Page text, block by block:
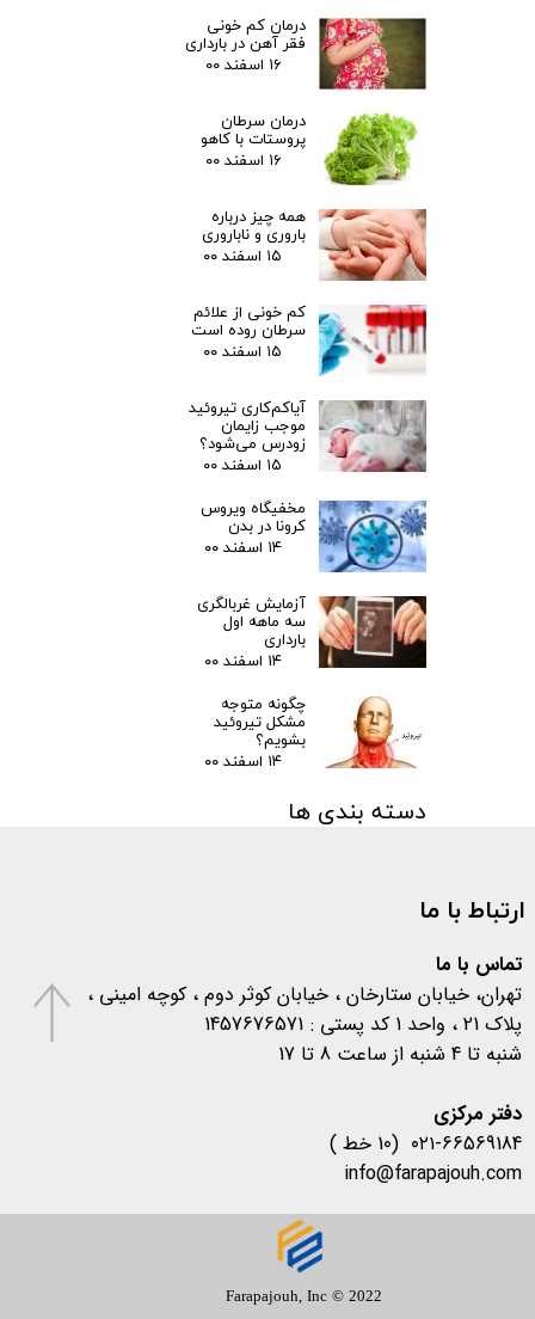
درمان کم خونی
فقر آهن در بارداری
۱۶ اسفند ۰۰
درمان سرطان
پروستات با کاهو
۱۶ اسفند ۰۰
همه چیز درباره
باروری و ناباروری
۱۵ اسفند ۰۰
کم خونی از علائم
سرطان روده است
۱۵ اسفند ۰۰
آیاکم‌کاری تیروئید
موجب زایمان
زودرس می‌شود؟
۱۵ اسفند ۰۰
مخفیگاه ویروس
کرونا در بدن
۱۴ اسفند ۰۰
آزمایش غربالگری
سه ماهه اول
بارداری
۱۴ اسفند ۰۰
چگونه متوجه
مشکل تیروئید
بشویم؟
۱۴ اسفند ۰۰
دسته بندی ها
اخبار آزمایشگاهی
متفرقهارتباط با ما
تماس با ما
تهران، خیابان ستارخان ، خیابان کوثر دوم ، کوچه امینی ،
پلاک 21 ، واحد 1 کد پستی : 1457676571
شنبه تا 4 شنبه از ساعت 8 تا 17
​​​​​​​دفتر مرکزی
۰۲۱-66569184 (10 خط )
info@farapajouh.com
Farapajouh, Inc © 2022